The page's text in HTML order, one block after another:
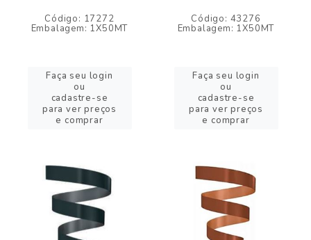
Código: 17272
Embalagem: 1X50MT
Faça seu login
ou
cadastre-se
para ver preços
e comprar
Código: 43276
Embalagem: 1X50MT
Faça seu login
ou
cadastre-se
para ver preços
e comprar